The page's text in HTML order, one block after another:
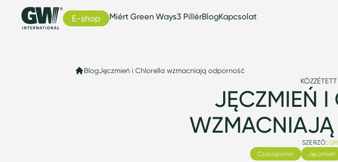
E-shop Miért Green Ways3 PillérBlogKapcsolat
BlogJęczmień i Chlorella wzmacniają odporność
JĘCZMIEŃ I
SZERZŐ:
Czasopismo
Jęczmień